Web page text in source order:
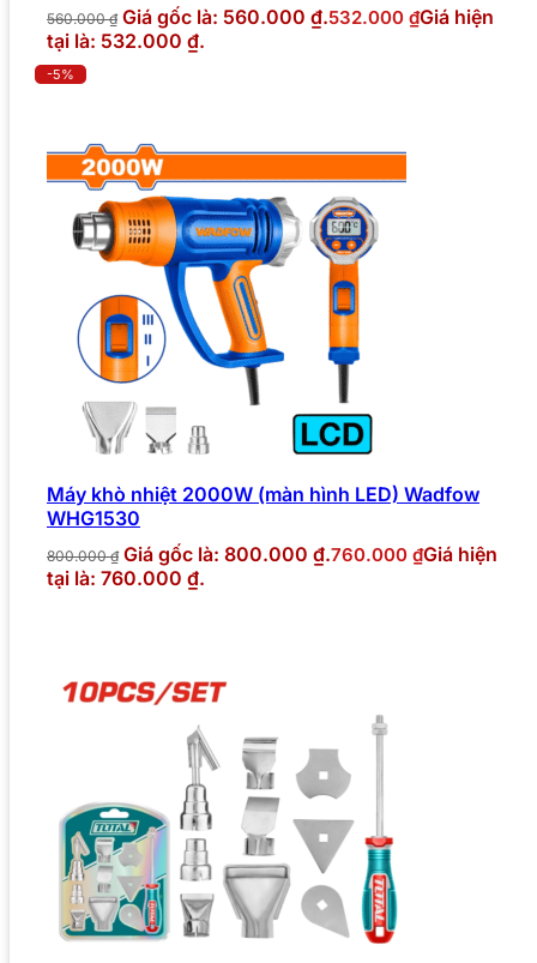
560.000₫ Giá gốc là: 560.000 ₫.532.000 ₫Giá hiện
tại là: 532.000 ₫.
-5%
Máy khò nhiệt 2000W (màn hình LED) Wadfow
WHG1530
800.000₫ Giá gốc là: 800.000 ₫.760.000 ₫Giá hiện
tại là: 760.000 ₫.